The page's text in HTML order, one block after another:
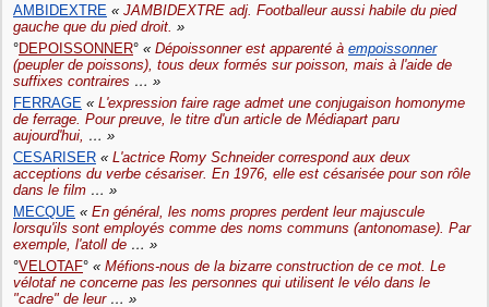
AMBIDEXTRE « JAMBIDEXTRE adj. Footballeur aussi habile du pied
gauche que du pied droit. »
DEPOISSONNER « Dépoissonner est apparenté à empoissonner
(peupler de poissons), tous deux formés sur poisson, mais à l'aide de
suffixes contraires … »
FERRAGE « L'expression faire rage admet une conjugaison homonyme
de ferrage. Pour preuve, le titre d'un article de Médiapart paru
aujourd'hui, … »
CESARISER « L'actrice Romy Schneider correspond aux deux
acceptions du verbe césariser. En 1976, elle est césarisée pour son rôle
dans le film … »
MECQUE « En général, les noms propres perdent leur majuscule
lorsqu'ils sont employés comme des noms communs (antonomase). Par
exemple, l'atoll de … »
VELOTAF « Méfions-nous de la bizarre construction de ce mot. Le
vélotaf ne concerne pas les personnes qui utilisent le vélo dans le
"cadre" de leur… »